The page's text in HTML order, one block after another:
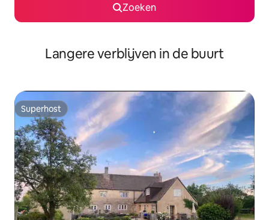
Zoeken
Langere verblijven in de buurt
Superhost
Superhost